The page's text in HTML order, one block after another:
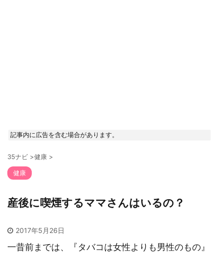
記事内に広告を含む場合があります。
35ナビ >健康 >
健康
産後に喫煙するママさんはいるの？
2017年5月26日
一昔前までは、『タバコは女性よりも男性のもの』